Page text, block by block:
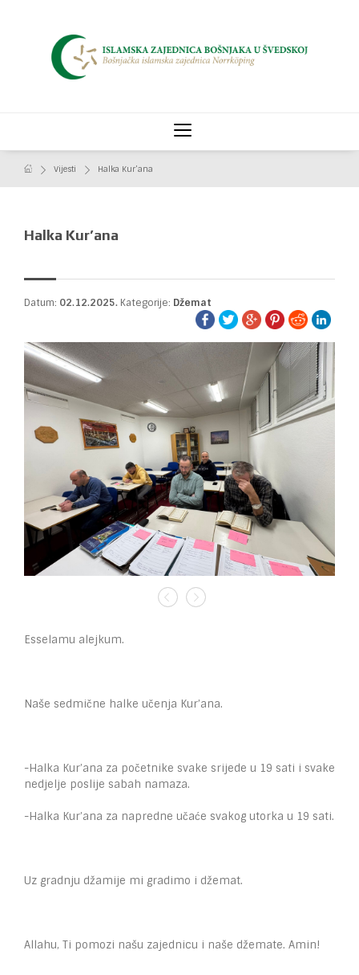
Vijesti Halka Kur’ana
Halka Kur’ana
Datum: 02.12.2025. Kategorije: Džemat
Esselamu alejkum.
Naše sedmične halke učenja Kur’ana.
-Halka Kur’ana za početnike svake srijede u 19 sati i svake
nedjelje poslije sabah namaza.
-Halka Kur’ana za napredne učaće svakog utorka u 19 sati.
Uz gradnju džamije mi gradimo i džemat.
Allahu, Ti pomozi našu zajednicu i naše džemate. Amin!